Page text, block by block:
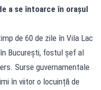
a se întoarce în orașul
de 60 de zile în Vila Lac
București, fostul șef al
Surse guvernamentale
în viitor o locuință de